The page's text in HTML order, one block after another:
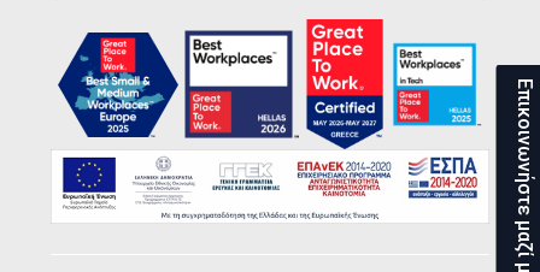
Επικοινωνήστε μαζί μας